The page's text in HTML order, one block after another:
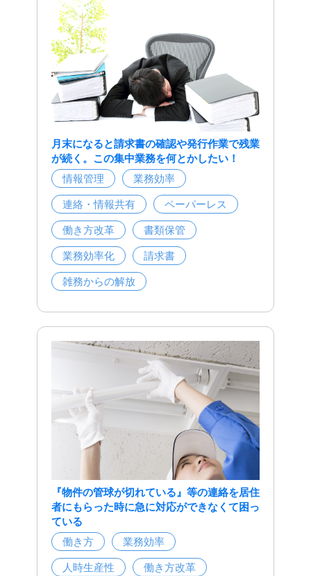
月末になると請求書の確認や発行作業で残業
が続く。この集中業務を何とかしたい！
情報管理
業務効率
連絡・情報共有 ペーパーレス
働き方改革 書類保管
業務効率化 請求書
雑務からの解放
『物件の管球が切れている』等の連絡を居住
者にもらった時に急に対応ができなくて困っ
ている
働き方
業務効率
人時生産性 働き方改革